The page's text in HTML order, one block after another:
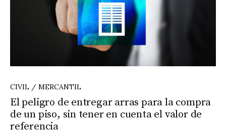
CIVIL / MERCANTIL
El peligro de entregar arras para la compra
de un piso, sin tener en cuenta el valor de
referencia